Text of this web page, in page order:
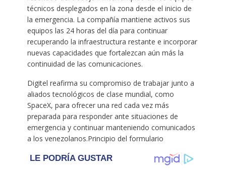
técnicos desplegados en la zona desde el inicio de
la emergencia. La compañía mantiene activos sus
equipos las 24 horas del día para continuar
recuperando la infraestructura restante e incorporar
nuevas capacidades que fortalezcan aún más la
continuidad de las comunicaciones.
Digitel reafirma su compromiso de trabajar junto a
aliados tecnológicos de clase mundial, como
SpaceX, para ofrecer una red cada vez más
preparada para responder ante situaciones de
emergencia y continuar manteniendo comunicados
a los venezolanos.Principio del formulario